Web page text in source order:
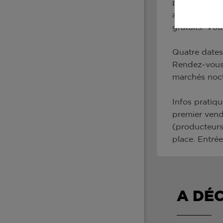
produits du
animée par
gratuits.
Quatre
Rendez-
marchés
Infos
premier
place.
A